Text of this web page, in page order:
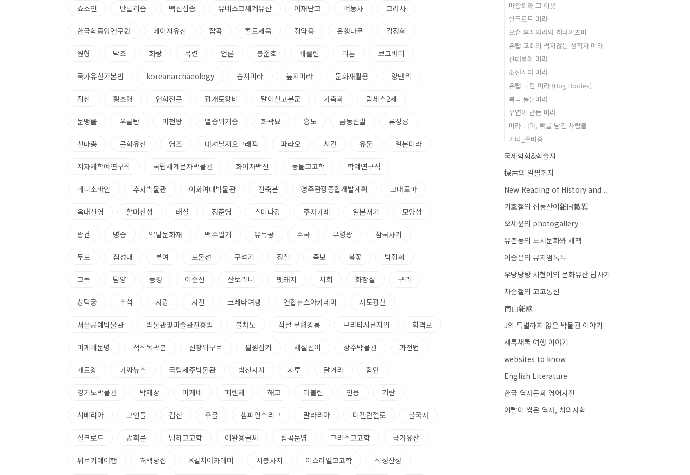
쇼소인 반달리즘 백신접종 유네스코세계유산 이재난고 벼농사 고려사
한국학중앙연구원 메이지유신 잡곡 콜로세움 정약용 은행나무 김정희
원형 낙조 화랑 목련 언론 봉준호 베를린 리톤 보그바디
국가유산기본법 koreanarchaeology 습지미라 늪지미라 문화재활용 양만리
잠삼 황초령 연희전문 광개토왕비 말이산고분군 가축화 람세스2세
문맹률 우골탑 미천왕 멸종위기종 회곽묘 흉노 금동신발 류성룡
천마총 문화유산 영조 내셔널지오그래픽 파라오 시간 유물 일본미라
지자체학예연구직 국립세계문자박물관 화이자백신 동물고고학 학예연구직
데니소바인 추사박물관 이화여대박물관 전축분 경주관광종합개발계획 고대로마
옥대신영 할미산성 태실 정준영 스미다강 주자가례 일본서기 모양성
왕건 명승 약탈문화재 백수일기 유득공 수국 무령왕 삼국사기
두보 첨성대 부여 보물선 구석기 정철 족보 봄꽃 박정희
고독 담양 동경 이순신 산토리니 멧돼지 서희 화장실 구리
창덕궁 추석 사랑 사진 크레타여행 연합뉴스아카데미 사도광산
서울공예박물관 박물관및미술관진흥법 볼차노 직설 무령왕릉 브리티시뮤지엄 회격묘
미케네문명 적석목곽분 신장위구르 필원잡기 세설신어 상주박물관 과전법
개로왕 가짜뉴스 국립제주박물관 법천사지 시루 달거리 함안
경기도박물관 박제상 미케네 피렌체 해고 더블린 인용 거란
시베리아 고인돌 김천 우물 챔피언스리그 말라리아 미켈란젤로 불국사
실크로드 광화문 빙하고고학 이완용글씨 잡곡문명 그리스고고학 국가유산
튀르키예여행 허백당집 K컬처아카데미 서봉사지 이스라엘고고학 석성산성
마왕퇴와 그 이웃
실크로드 미라
오슈 후지와라와 히라이즈미
유럽 교회의 썩지않는 성직자 미라
신대륙의 미라
조선시대 미라
유럽 니탄 미라 (Bog Bodies)
북극 동물미라
우연이 만든 미라
미라 너머, 뼈를 남긴 사람들
기타_준비중
국제학회&학술지
探古의 일필휘지
New Reading of History and ..
기호철의 잡동산이雜同散異
오세윤의 photogallery
유춘동의 도서문화와 세책
여송은의 뮤지엄톡톡
우당당탕 서현이의 문화유산 답사기
차순철의 고고통신
南山雜談
J의 특별하지 않은 박물관 이야기
새록새록 여행 이야기
websites to know
English Literature
한국 역사문화 영어사전
이빨이 씹은 역사, 치의사학